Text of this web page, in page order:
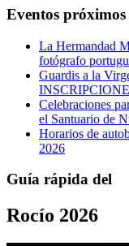
Eventos próximos
La Hermandad
fotógrafo
Guardis a la
Celebraciones
el Santuario de
Horarios de
2026
Guía rápida del
Rocío 2026